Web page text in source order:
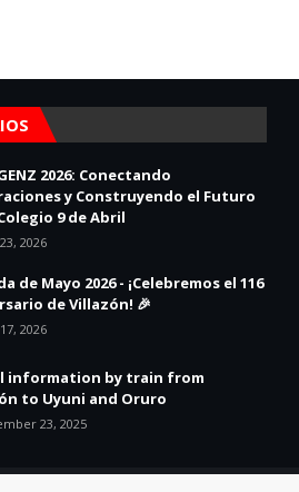
2026: Conectando
y Construyendo el Futuro
9 de Abril
2026
de Mayo 2026 - ¡Celebremos el 116
de Villazón! 🎉
2026
information by train from
to Uyuni and Oruro
23, 2025